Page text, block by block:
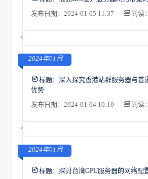
发布日期：2024-01-05 11:37
阅读
2024年01月
标题： 深入探究香港站群服务器与普
优势
发布日期：2024-01-04 10:10
阅读
2024年01月
标题： 探讨台湾GPU服务器的网络配